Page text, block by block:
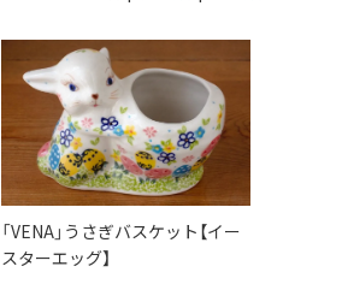
「VENA」うさぎバスケット【イー
スターエッグ】